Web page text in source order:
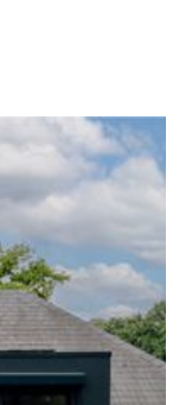
af van
van je dak,